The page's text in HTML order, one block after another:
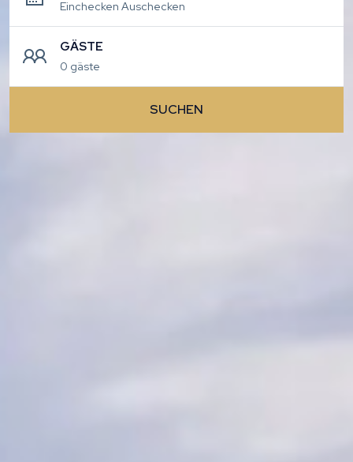
GÄSTE
0 gäste
SUCHEN